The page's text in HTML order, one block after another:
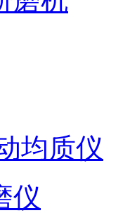
均质仪
仪